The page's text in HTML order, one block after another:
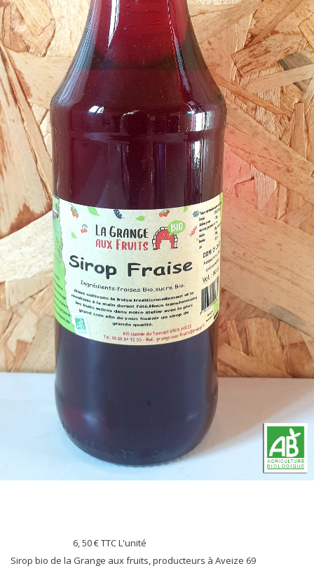
6, 50 €TTC L'unité
Sirop bio de la Grange aux fruits, producteurs à Aveize 69